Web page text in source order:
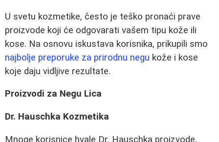
U svetu kozmetike, često je teško pronaći prave
proizvode koji će odgovarati vašem tipu kože ili
kose. Na osnovu iskustava korisnika, prikupili smo
najbolje preporuke za prirodnu negu kože i kose
koje daju vidljive rezultate.
Proizvodi za Negu Lica
Dr. Hauschka Kozmetika
Mnoge korisnice hvale Dr. Hauschka proizvode,